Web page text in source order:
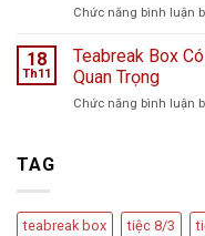
Chức năng bình luận
18
Th11
Teabreak Box
Quan Trọng
Chức năng bình luận
TAG
teabreak box tiệc 8/3